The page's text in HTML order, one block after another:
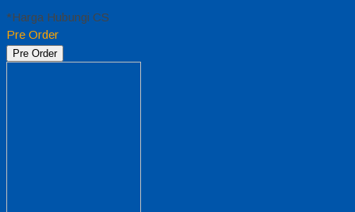
*Harga Hubungi CS
Pre Order
Pre Order